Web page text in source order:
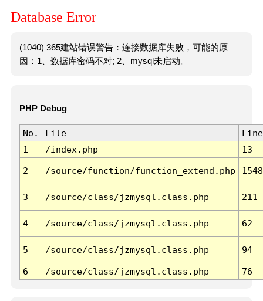
Database Error
(1040) 365建站错误警告：连接数据库失败，可能的原
因：1、数据库密码不对; 2、mysql未启动。
PHP Debug
No. File
Line
1
/index.php 13
2 /source/function/function_extend.php 1548
3 /source/class/jzmysql.class.php 211
4 /source/class/jzmysql.class.php 62
5 /source/class/jzmysql.class.php 94
6 /source/class/jzmysql.class.php 76